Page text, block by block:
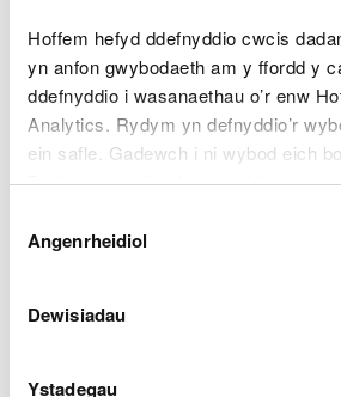
Hoffem hefyd ddefnyddio cwcis
yn anfon gwybodaeth am y ffordd y
ddefnyddio i wasanaethau o’r enw
Analytics. Rydym yn defnyddio’r
ein safle. Gadewch i ni wybod eich
Byddwn yn defnyddio cwci i gadw
Gellirdarllen mwy am ein cwcis
Caniatâd
Angenrheidiol
Dewisiadau
Ystadegau
gwnewch nodyn neu gopi o'r
gynnwys galwadau ffôn,
cofnodwch enwau, dyddiadau
arno
cadwch dderbynebau
Mae gan Gymdeithas Yswirwyr
gyfer busnesau y mae llifogydd
Ombwdsmon Ariannol
i helpu i